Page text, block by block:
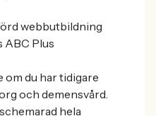
webbutbildning
ABC Plus
om du har tidigare
och demensvård.
hela